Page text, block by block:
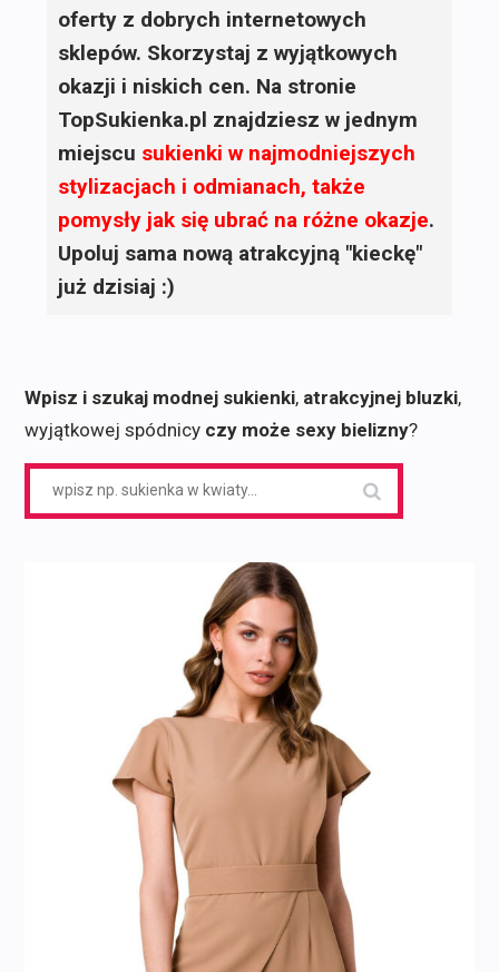
oferty z dobrych internetowych
sklepów. Skorzystaj z wyjątkowych
okazji i niskich cen. Na stronie
TopSukienka.pl znajdziesz w jednym
miejscu sukienki w najmodniejszych
stylizacjach i odmianach, także
pomysły jak się ubrać na różne okazje.
Upoluj sama nową atrakcyjną "kieckę"
już dzisiaj :)
Wpisz i szukaj modnej sukienki, atrakcyjnej bluzki,
wyjątkowej spódnicy czy może sexy bielizny?